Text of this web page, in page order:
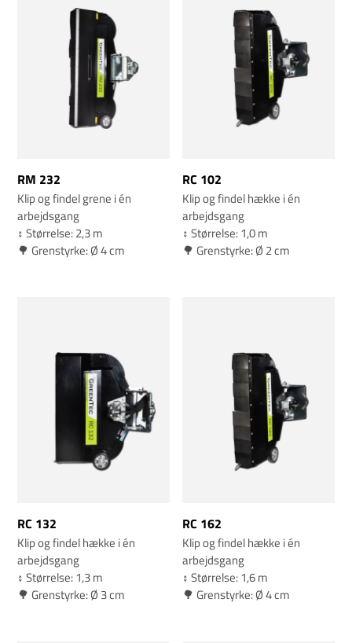
RM 232
Klip og findel grene i én
arbejdsgang
↕️ Størrelse: 2,3 m
🌳 Grenstyrke: Ø 4 cm
RC 102
Klip og findel hække i én
arbejdsgang
↕️ Størrelse: 1,0 m
🌳 Grenstyrke: Ø 2 cm
RC 132
Klip og findel hække i én
arbejdsgang
↕️ Størrelse: 1,3 m
🌳 Grenstyrke: Ø 3 cm
RC 162
Klip og findel hække i én
arbejdsgang
↕️ Størrelse: 1,6 m
🌳 Grenstyrke: Ø 4 cm